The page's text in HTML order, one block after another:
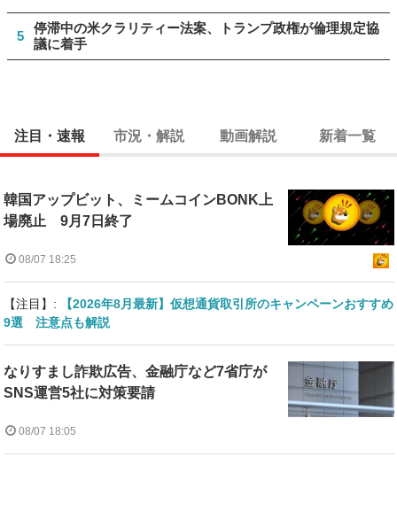
5
停滞中の米クラリティー法案、トランプ政権が倫理規定協
議に着手
注目・速報 市況・解説 動画解説 新着一覧
韓国アップビット、ミームコインBONK上
場廃止 9月7日終了
08/07 18:25
【注目】:
【2026年8月最新】仮想通貨取引所のキャンペーンおすすめ
9選 注意点も解説
なりすまし詐欺広告、金融庁など7省庁が
SNS運営5社に対策要請
08/07 18:05